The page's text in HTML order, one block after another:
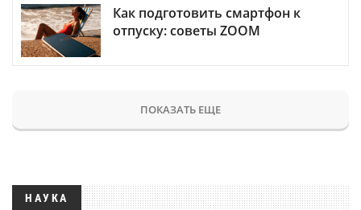
Как подготовить смартфон к
отпуску: советы ZOOM
ПОКАЗАТЬ ЕЩЕ
НАУКА